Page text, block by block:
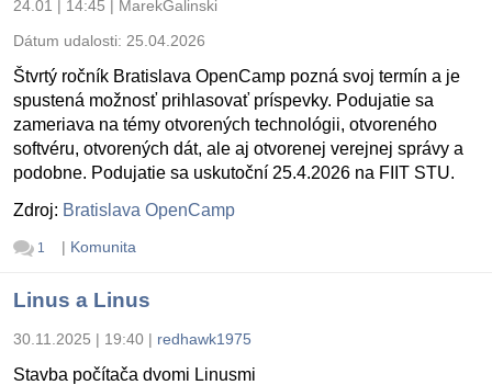
24.01 | 14:45 | MarekGalinski
Dátum udalosti: 25.04.2026
Štvrtý ročník Bratislava OpenCamp pozná svoj termín a je
spustená možnosť prihlasovať príspevky. Podujatie sa
zameriava na témy otvorených technológii, otvoreného
softvéru, otvorených dát, ale aj otvorenej verejnej správy a
podobne. Podujatie sa uskutoční 25.4.2026 na FIIT STU.
Zdroj: Bratislava OpenCamp
1 | Komunita
Linus a Linus
30.11.2025 | 19:40 | redhawk1975
Stavba počítača dvomi Linusmi